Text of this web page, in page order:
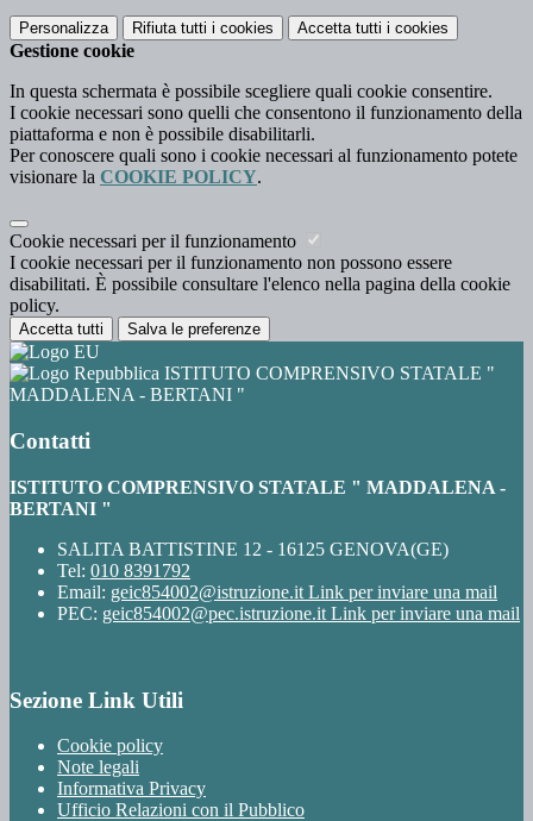
Personalizza Rifiuta tutti i cookies Accetta tutti i cookies
Gestione cookie
In questa schermata è possibile scegliere quali cookie consentire.
I cookie necessari sono quelli che consentono il funzionamento della
piattaforma e non è possibile disabilitarli.
Per conoscere quali sono i cookie necessari al funzionamento potete
visionare la COOKIE POLICY.
Cookie necessari per il funzionamento
I cookie necessari per il funzionamento non possono essere
disabilitati. È possibile consultare l'elenco nella pagina della cookie
policy.
Accetta tutti Salva le preferenze
ISTITUTO COMPRENSIVO STATALE "
MADDALENA - BERTANI "
Contatti
ISTITUTO COMPRENSIVO STATALE " MADDALENA -
BERTANI "
SALITA BATTISTINE 12 - 16125 GENOVA(GE)
Tel: 010 8391792
Email: geic854002@istruzione.it Link per inviare una mail
PEC: geic854002@pec.istruzione.it Link per inviare una mail
Sezione Link Utili
Cookie policy
Note legali
Informativa Privacy
Ufficio Relazioni con il Pubblico